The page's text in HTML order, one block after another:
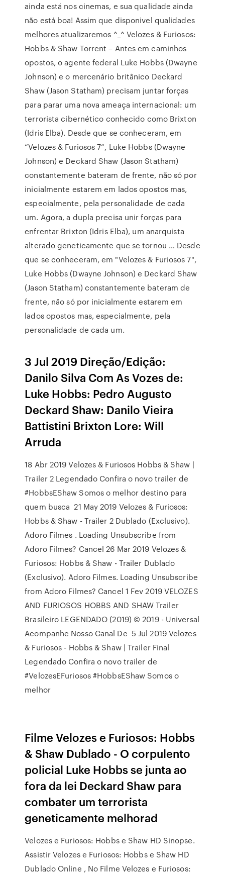
ainda está nos cinemas, e sua qualidade ainda
não está boa! Assim que disponivel qualidades
melhores atualizaremos ^_^ Velozes & Furiosos:
Hobbs & Shaw Torrent – Antes em caminhos
opostos, o agente federal Luke Hobbs (Dwayne
Johnson) e o mercenário britânico Deckard
Shaw (Jason Statham) precisam juntar forças
para parar uma nova ameaça internacional: um
terrorista cibernético conhecido como Brixton
(Idris Elba). Desde que se conheceram, em
“Velozes & Furiosos 7”, Luke Hobbs (Dwayne
Johnson) e Deckard Shaw (Jason Statham)
constantemente bateram de frente, não só por
inicialmente estarem em lados opostos mas,
especialmente, pela personalidade de cada
um. Agora, a dupla precisa unir forças para
enfrentar Brixton (Idris Elba), um anarquista
alterado geneticamente que se tornou … Desde
que se conheceram, em "Velozes & Furiosos 7",
Luke Hobbs (Dwayne Johnson) e Deckard Shaw
(Jason Statham) constantemente bateram de
frente, não só por inicialmente estarem em
lados opostos mas, especialmente, pela
personalidade de cada um.
3 Jul 2019 Direção/Edição:
Danilo Silva Com As Vozes de:
Luke Hobbs: Pedro Augusto
Deckard Shaw: Danilo Vieira
Battistini Brixton Lore: Will
Arruda
18 Abr 2019 Velozes & Furiosos Hobbs & Shaw |
Trailer 2 Legendado Confira o novo trailer de
#HobbsEShaw Somos o melhor destino para
quem busca 21 May 2019 Velozes & Furiosos:
Hobbs & Shaw - Trailer 2 Dublado (Exclusivo).
Adoro Filmes . Loading Unsubscribe from
Adoro Filmes? Cancel 26 Mar 2019 Velozes &
Furiosos: Hobbs & Shaw - Trailer Dublado
(Exclusivo). Adoro Filmes. Loading Unsubscribe
from Adoro Filmes? Cancel 1 Fev 2019 VELOZES
AND FURIOSOS HOBBS AND SHAW Trailer
Brasileiro LEGENDADO (2019) © 2019 - Universal
Acompanhe Nosso Canal De 5 Jul 2019 Velozes
& Furiosos - Hobbs & Shaw | Trailer Final
Legendado Confira o novo trailer de
#VelozesEFuriosos #HobbsEShaw Somos o
melhor
Filme Velozes e Furiosos: Hobbs
& Shaw Dublado - O corpulento
policial Luke Hobbs se junta ao
fora da lei Deckard Shaw para
combater um terrorista
geneticamente melhorad
Velozes e Furiosos: Hobbs e Shaw HD Sinopse.
Assistir Velozes e Furiosos: Hobbs e Shaw HD
Dublado Online , No Filme Velozes e Furiosos: